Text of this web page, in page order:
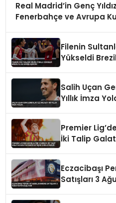
Real Madrid’in Genç
Fenerbahçe ve Avrupa
Filenin
Yükseldi
Salih Uçan
Yıllık İmza
Premier
İki Talip
Eczacibaşı
Satışları 3